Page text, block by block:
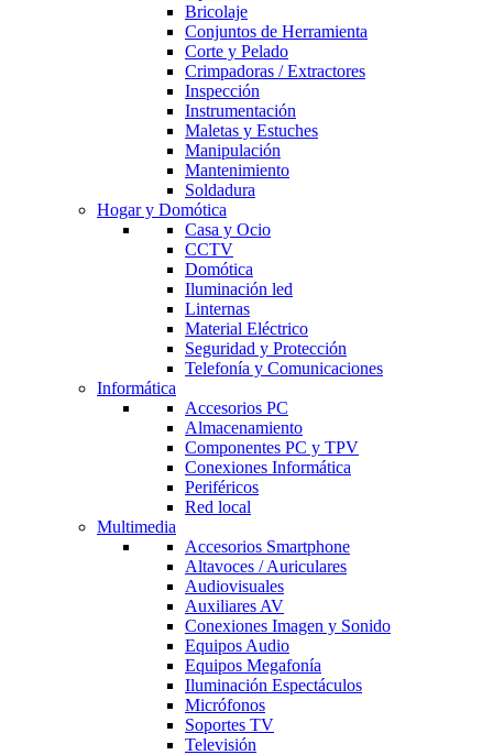
Bricolaje
Conjuntos de Herramienta
Corte y Pelado
Crimpadoras / Extractores
Inspección
Instrumentación
Maletas y Estuches
Manipulación
Mantenimiento
Soldadura
Hogar y Domótica
Casa y Ocio
CCTV
Domótica
Iluminación led
Linternas
Material Eléctrico
Seguridad y Protección
Telefonía y Comunicaciones
Informática
Accesorios PC
Almacenamiento
Componentes PC y TPV
Conexiones Informática
Periféricos
Red local
Multimedia
Accesorios Smartphone
Altavoces / Auriculares
Audiovisuales
Auxiliares AV
Conexiones Imagen y Sonido
Equipos Audio
Equipos Megafonía
Iluminación Espectáculos
Micrófonos
Soportes TV
Televisión